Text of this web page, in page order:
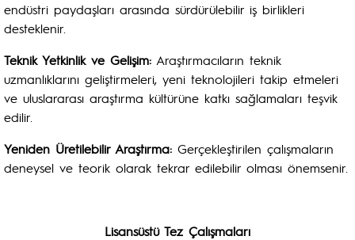
endüstri paydaşları arasında sürdürülebilir iş birlikleri
desteklenir.
Teknik Yetkinlik ve Gelişim: Araştırmacıların teknik
uzmanlıklarını geliştirmeleri, yeni teknolojileri takip etmeleri
ve uluslararası araştırma kültürüne katkı sağlamaları teşvik
edilir.
Yeniden Üretilebilir Araştırma: Gerçekleştirilen çalışmaların
deneysel ve teorik olarak tekrar edilebilir olması önemsenir.
Lisansüstü Tez Çalışmaları